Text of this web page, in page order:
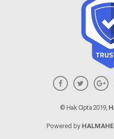
© Hak Cipta 2019,
Powered by